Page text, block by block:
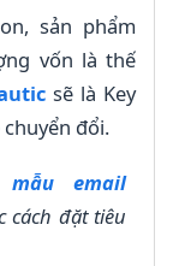
sản phẩm
vốn là thế
sẽ là Key
đổi.
mẫu email
cách đặt tiêu